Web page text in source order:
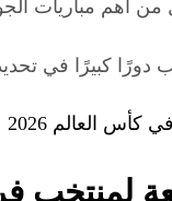
أهم مباريات
دورًا كبيرًا في
العالم 2026
لمنتخب